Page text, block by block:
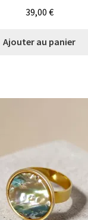
39,00 €
Ajouter au panier